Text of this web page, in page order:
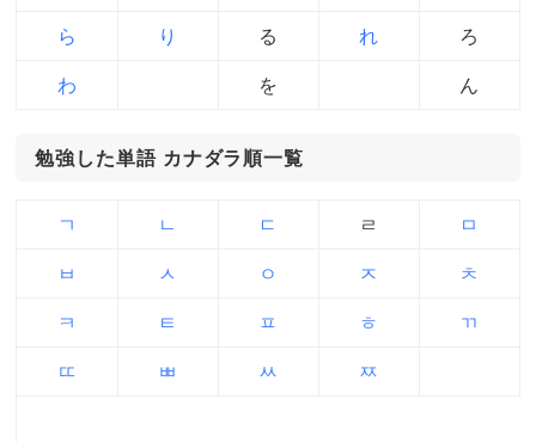
ら り る れ ろ
わ を ん
勉強した単語 カナダラ順一覧
ㄱ ㄴ ㄷ ㄹ ㅁ
ㅂ ㅅ ㅇ ㅈ ㅊ
ㅋ ㅌ ㅍ ㅎ ㄲ
ㄸ ㅃ ㅆ ㅉ